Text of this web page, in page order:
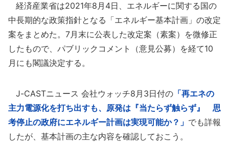
経済産業省は2021年8月4日、エネルギーに関する国の
中長期的な政策指針となる「エネルギー基本計画」の改定
案をまとめた。7月末に公表した改定案（素案）を微修正
したもので、パブリックコメント（意見公募）を経て10
月にも閣議決定する。
J-CASTニュース 会社ウォッチ8月3日付の 「再エネの
主力電源化を打ち出すも、原発は『当たらず触らず』 思
考停止の政府にエネルギー計画は実現可能か？」 でも詳報
したが、基本計画の主な内容を確認しておこう。